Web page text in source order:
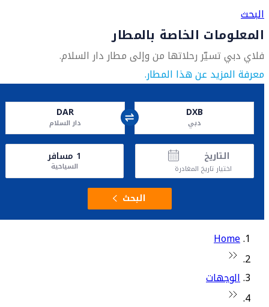
البحث
المعلومات الخاصة بالمطار
فلاي دبي تسيّر رحلاتها من وإلى مطار دار السلام.
معرفة المزيد عن هذا المطار.
DXB
دبي
DAR
دار السلام
التاريخ
اختيار تاريخ المغادرة
1 مسافر
السياحية
البحث
Home
الوجهات